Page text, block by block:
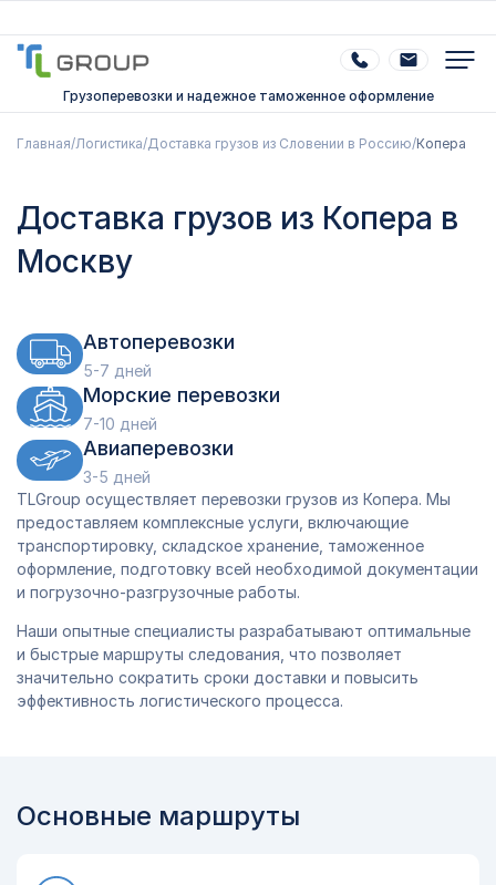
Грузоперевозки и надежное таможенное оформление
Главная/Логистика/Доставка грузов из Словении в Россию/Копера
Доставка грузов из Копера в
Москву
Автоперевозки
5-7 дней
Морские перевозки
7-10 дней
Авиаперевозки
3-5 дней
TLGroup осуществляет перевозки грузов из Копера. Мы
предоставляем комплексные услуги, включающие
транспортировку, складское хранение, таможенное
оформление, подготовку всей необходимой документации
и погрузочно-разгрузочные работы.
Наши опытные специалисты разрабатывают оптимальные
и быстрые маршруты следования, что позволяет
значительно сократить сроки доставки и повысить
эффективность логистического процесса.
Основные маршруты